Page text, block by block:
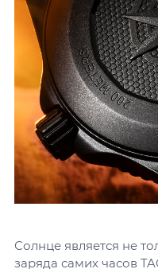
Солнце является не
заряда самих часов